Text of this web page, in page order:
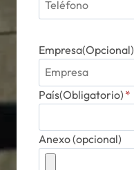
Empresa(Opcional)
País(Obligatorio) *
Anexo (opcional)